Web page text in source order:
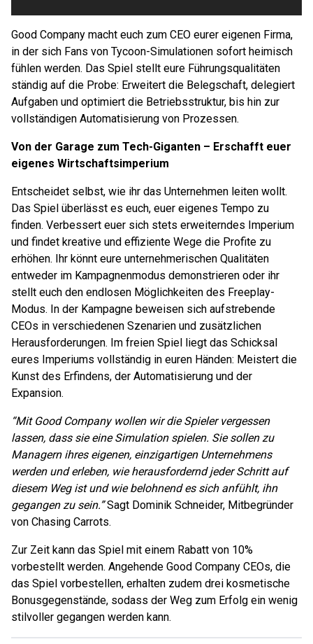
Good Company macht euch zum CEO eurer eigenen Firma,
in der sich Fans von Tycoon-Simulationen sofort heimisch
fühlen werden. Das Spiel stellt eure Führungsqualitäten
ständig auf die Probe: Erweitert die Belegschaft, delegiert
Aufgaben und optimiert die Betriebsstruktur, bis hin zur
vollständigen Automatisierung von Prozessen.
Von der Garage zum Tech-Giganten – Erschafft euer
eigenes Wirtschaftsimperium
Entscheidet selbst, wie ihr das Unternehmen leiten wollt.
Das Spiel überlässt es euch, euer eigenes Tempo zu
finden. Verbessert euer sich stets erweiterndes Imperium
und findet kreative und effiziente Wege die Profite zu
erhöhen. Ihr könnt eure unternehmerischen Qualitäten
entweder im Kampagnenmodus demonstrieren oder ihr
stellt euch den endlosen Möglichkeiten des Freeplay-
Modus. In der Kampagne beweisen sich aufstrebende
CEOs in verschiedenen Szenarien und zusätzlichen
Herausforderungen. Im freien Spiel liegt das Schicksal
eures Imperiums vollständig in euren Händen: Meistert die
Kunst des Erfindens, der Automatisierung und der
Expansion.
“Mit Good Company wollen wir die Spieler vergessen
lassen, dass sie eine Simulation spielen. Sie sollen zu
Managern ihres eigenen, einzigartigen Unternehmens
werden und erleben, wie herausfordernd jeder Schritt auf
diesem Weg ist und wie belohnend es sich anfühlt, ihn
gegangen zu sein.”Sagt Dominik Schneider, Mitbegründer
von Chasing Carrots.
Zur Zeit kann das Spiel mit einem Rabatt von 10%
vorbestellt werden. Angehende Good Company CEOs, die
das Spiel vorbestellen, erhalten zudem drei kosmetische
Bonusgegenstände, sodass der Weg zum Erfolg ein wenig
stilvoller gegangen werden kann.